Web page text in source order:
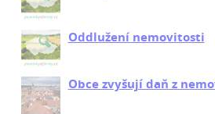
Oddlužení nemovitosti
Obce zvyšují daň z